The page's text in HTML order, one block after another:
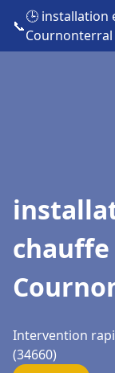
📞
🕒 installation
Cournonterral
chauffe
Intervention
(34660)